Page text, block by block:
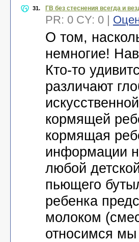
31. ГВ без стеснения всегда и
PR: 0 CY: 0 |
О том,
немногие!
Кто-то
различают
кормящей
кормящая
информации
любой
пьющего
ребенка
молоком
относимся